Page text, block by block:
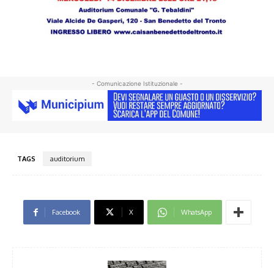
- Comunicazione Istituzionale -
TAGS auditorium
Facebook X WhatsApp